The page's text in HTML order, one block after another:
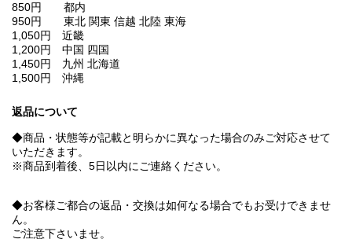
850円 都内
950円 東北 関東 信越 北陸 東海
1,050円 近畿
1,200円 中国 四国
1,450円 九州 北海道
1,500円 沖縄
返品について
◆商品・状態等が記載と明らかに異なった場合のみご対応させて
いただきます。
※商品到着後、5日以内にご連絡ください。
◆お客様ご都合の返品・交換は如何なる場合でもお受けできませ
ん。
ご注意下さいませ。